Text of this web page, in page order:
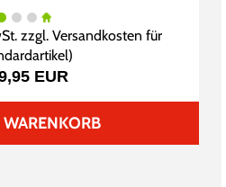
zzgl. Versandkosten für
)
EUR